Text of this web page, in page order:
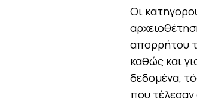
Οι
απορρήτου
καθώς και
δεδομένα,
που τέλεσαν